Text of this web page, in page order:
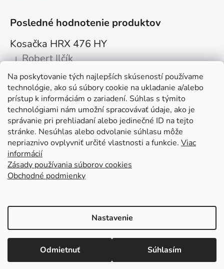
Na poskytovanie tých najlepších skúseností používame
technológie, ako sú súbory cookie na ukladanie a/alebo
prístup k informáciám o zariadení. Súhlas s týmito
technológiami nám umožní spracovávať údaje, ako je
správanie pri prehliadaní alebo jedinečné ID na tejto
stránke. Nesúhlas alebo odvolanie súhlasu môže
nepriaznivo ovplyvniť určité vlastnosti a funkcie. Viac
informácií
Zásady používania súborov cookies
Obchodné podmienky
Nastavenie
Odmietnuť Súhlasím
Otváracie hodiny: Po - Pia od 7:00 do 15:30 tel. kontakt: +421 376
Posledné hodnotenie produktov
Kosačka HRX 476 HY
Hodnotenie produktu je 5 z 5 hviezdičiek.
| Robert Ilčík
Super. Odporúčam
Facebook
Kolex, s.r.o. - webstránka
Honda Linked In Youtube KOLEX
Vytvoril Shoptet
Copyright 2026KOLEX.sk - Predaj stavebných strojov
a stavebnej techniky. Všetky práva vyhradené.